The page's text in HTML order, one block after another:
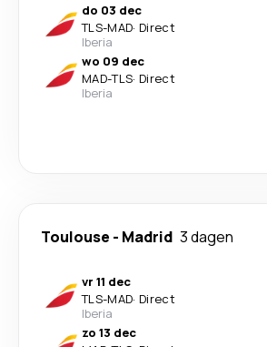
do 03 dec
TLS-MAD· Direct
Iberia
wo 09 dec
MAD-TLS· Direct
Iberia
Toulouse - Madrid 3 dagen
vr 11 dec
TLS-MAD· Direct
Iberia
zo 13 dec